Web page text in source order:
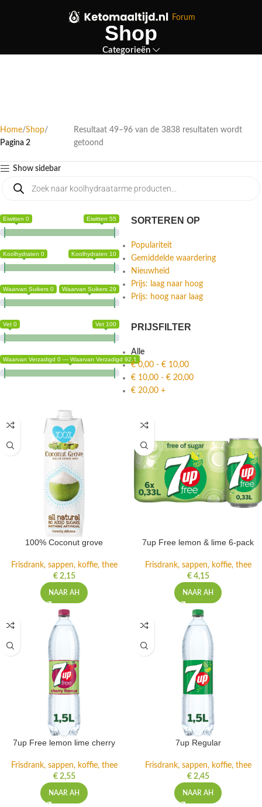
Forum
Shop
Categorieën
Home Shop
Pagina 2
Resultaat 49–96 van de 3838 resultaten wordt
getoond
Show sidebar
Eiwitten 0 Eiwitten 55
Koolhydraten 0 Koolhydraten 10
Waarvan Suikers 0 Waarvan Suikers 29
Vet 0 Vet 100
Waarvan Verzadigd 0 — Waarvan Verzadigd 92.1
SORTEREN OP
Populariteit
Gemiddelde waardering
Nieuwheid
Prijs: laag naar hoog
Prijs: hoog naar laag
PRIJSFILTER
Alle
€0,00 - € 10,00
€ 10,00 - € 20,00
€ 20,00 +
100% Coconut grove
Frisdrank, sappen, koffie, thee
€2,15
NAAR AH
7up Free lemon & lime 6-pack
Frisdrank, sappen, koffie, thee
€4,15
NAAR AH
7up Free lemon lime cherry
Frisdrank, sappen, koffie, thee
€2,55
NAAR AH
7up Regular
Frisdrank, sappen, koffie, thee
€2,45
NAAR AH